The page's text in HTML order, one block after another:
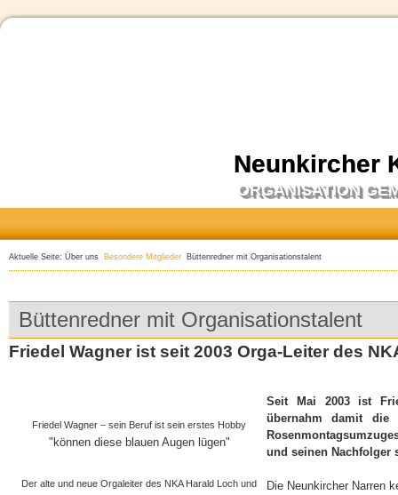
Neunkircher
ORGANISATION
Aktuelle Seite: Über uns Besondere Mitglieder Büttenredner mit Organisationstalent
Büttenredner mit Organisationstalent
Friedel Wagner ist seit 2003 Orga-Leiter des
Friedel Wagner – sein Beruf ist sein erstes Hobby
"können diese blauen Augen lügen"
Der alte und neue Orgaleiter des NKA Harald Loch und
Seit Mai 2003 ist
übernahm damit
und seinen Nachfolger
Die Neunkircher Narren